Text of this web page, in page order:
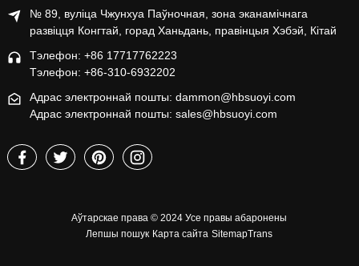
№ 89, вуліца Чжунхуа Паўночная, зона эканамічнага
развіцця Конгтай, горад Ханьдань, правінцыя Хэбэй, Кітай
Тэлефон: +86 17717762223
Тэлефон: +86-310-6932202
Адрас электроннай пошты: dammon@hbsuoyi.com
Адрас электроннай пошты: sales@hbsuoyi.com
Аўтарскае права © 2024 Усе правы абаронены
Лепшы пошук Карта сайта SitemapTrans